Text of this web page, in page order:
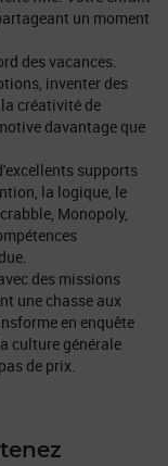
un moment
des vacances.
inventer des
créativité de
davantage que
supports
la logique, le
Monopoly,
des missions
une chasse aux
en enquête
culture générale
de prix.